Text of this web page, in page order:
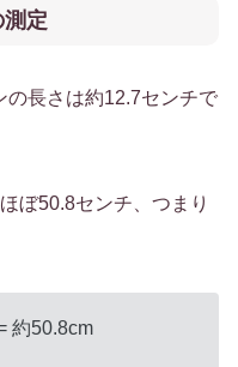
定
の長さは約12.7センチで
ぼ50.8センチ、つまり
約50.8cm